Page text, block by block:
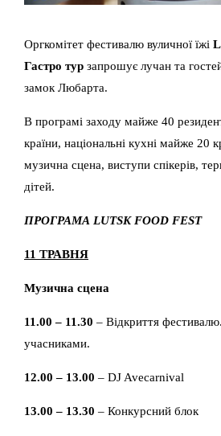
Оргкомітет фестивалю вуличної їжі
Гастро тур запрошує лучан та
замок Любарта.
В програмі заходу майже 40
країни, національні кухні майже 20
музична сцена, виступи спікерів,
дітей.
ПРОГРАМА LUTSK FOOD FEST
11 ТРАВНЯ
Музична сцена
11.00 – 11.30 – Відкриття
учасниками.
12.00 – 13.00 – DJ Avecarnival
13.00 – 13.30 – Конкурсний блок